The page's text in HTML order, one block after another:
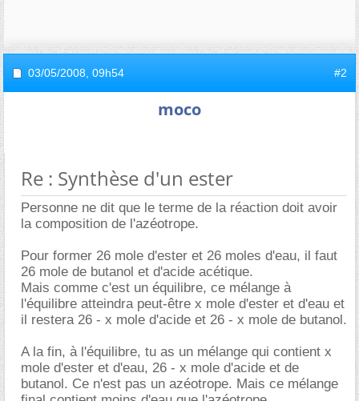
03/05/2008, 09h54 #2
moco
Re : Synthèse d'un ester
Personne ne dit que le terme de la réaction doit avoir
la composition de l'azéotrope.
Pour former 26 mole d'ester et 26 moles d'eau, il faut
26 mole de butanol et d'acide acétique.
Mais comme c'est un équilibre, ce mélange à
l'équilibre atteindra peut-être x mole d'ester et d'eau et
il restera 26 - x mole d'acide et 26 - x mole de butanol.
A la fin, à l'équilibre, tu as un mélange qui contient x
mole d'ester et d'eau, 26 - x mole d'acide et de
butanol. Ce n'est pas un azéotrope. Mais ce mélange